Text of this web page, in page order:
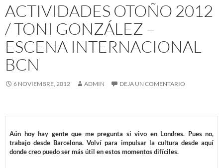
ACTIVIDADES OTOÑO 2012
/ TONI GONZÁLEZ –
ESCENA INTERNACIONAL
BCN
6 NOVIEMBRE, 2012 ADMIN DEJA UN COMENTARIO
Aún hoy hay gente que me pregunta si vivo en Londres. Pues no,
trabajo desde Barcelona. Volví para impulsar la cultura desde aquí
donde creo puedo ser más útil en estos momentos difíciles.